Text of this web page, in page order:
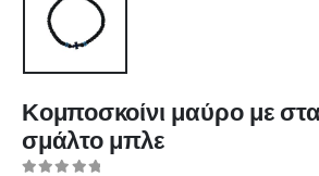
Κομποσκοίνι μαύρο με
σμάλτο μπλε